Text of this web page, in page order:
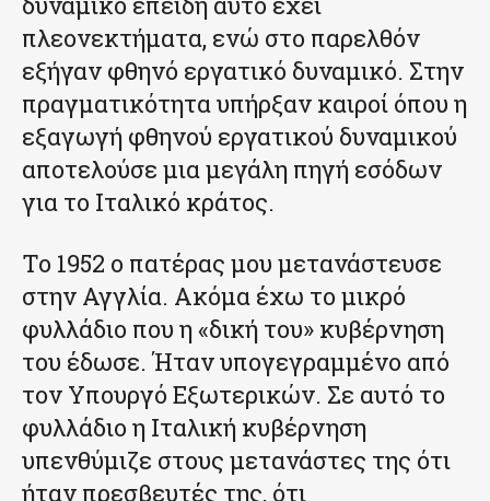
πλεονεκτήματα, ενώ στο παρελθόν
εξήγαν φθηνό εργατικό δυναμικό. Στην
πραγματικότητα υπήρξαν καιροί όπου η
εξαγωγή φθηνού εργατικού δυναμικού
αποτελούσε μια μεγάλη πηγή εσόδων
για το Ιταλικό κράτος.
Το 1952 ο πατέρας μου μετανάστευσε
στην Αγγλία. Ακόμα έχω το μικρό
φυλλάδιο που η «δική του» κυβέρνηση
του έδωσε. Ήταν υπογεγραμμένο από
τον Υπουργό Εξωτερικών. Σε αυτό το
φυλλάδιο η Ιταλική κυβέρνηση
υπενθύμιζε στους μετανάστες της ότι
ήταν πρεσβευτές της, ότι